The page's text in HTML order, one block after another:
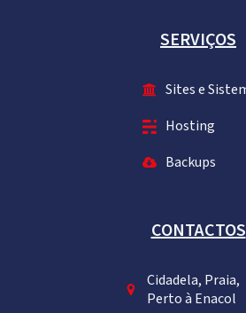
SERVIÇOS
Sites e
Hosting
Backups
CONTACTOS
Cidadela, Praia,
Perto à Enacol